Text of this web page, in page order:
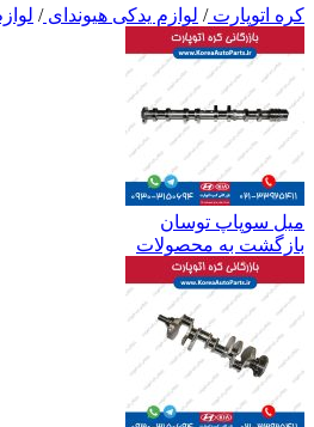
کره اتوپارت/ لوازم یدکی هیوندای/
میل سوپاپ توسان
بازگشت به محصولات